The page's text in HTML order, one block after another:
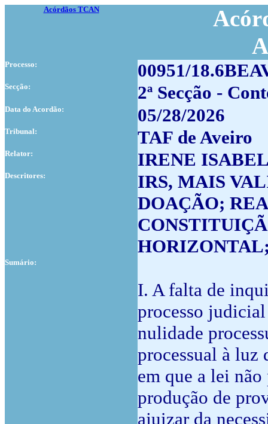
Acórdãos TCAN
Processo: 00951/
Secção: 2ª Secção -
Data do Acordão: 05/28/2026
Tribunal: TAF de Aveiro
Relator: IRENE
Descritores:
IRS, MAIS
DOAÇÃO;
Sumário:
I. A falta de
processo
nulidade
processual à luz
em que a lei não
produção de
ajuizar da